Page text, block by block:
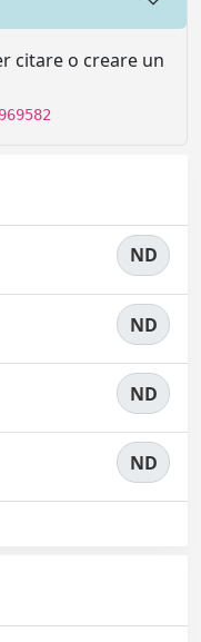
citare o creare un
ND
ND
ND
ND